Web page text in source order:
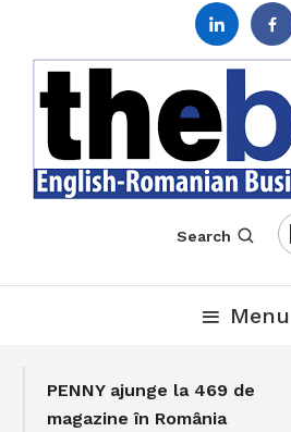
Search
Menu
PENNY ajunge la 469 de
magazine în România